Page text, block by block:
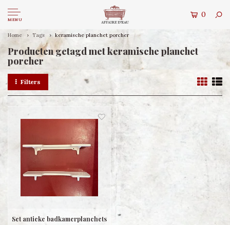
MENU
0
Home Tags keramische planchet porcher
Producten getagd met keramische planchet
porcher
Filters
Set antieke badkamerplanchets